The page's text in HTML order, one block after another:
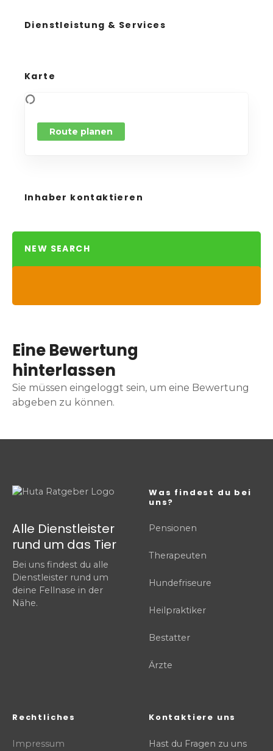
Dienstleistung & Services
Karte
Route planen
Inhaber kontaktieren
NEW SEARCH
Eine Bewertung
hinterlassen
Sie müssen eingeloggt sein, um eine Bewertung
abgeben zu können.
Alle Dienstleister
rund um das Tier
Bei uns findest du alle
Dienstleister rund um
deine Fellnase in der
Nähe.
Was findest du bei
uns?
Pensionen
Therapeuten
Hundefriseure
Heilpraktiker
Bestatter
Ärzte
Rechtliches
Impressum
Kontaktiere uns
Hast du Fragen zu uns